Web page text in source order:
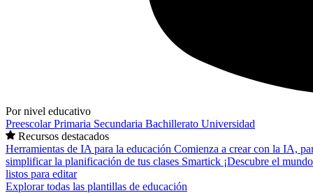
Por nivel educativo
PreescolarPrimaria Secundaria Bachillerato Universidad
Recursos destacados
Herramientas de IA para la educación Comienza a crear con la IA,
simplificar la planificación de tus clases Smartick ¡Descubre el
listos para editar
Explorar todas las plantillas de educación